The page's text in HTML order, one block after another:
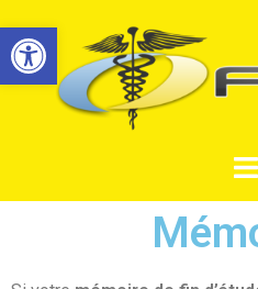
Ouvrir la barre d’outils